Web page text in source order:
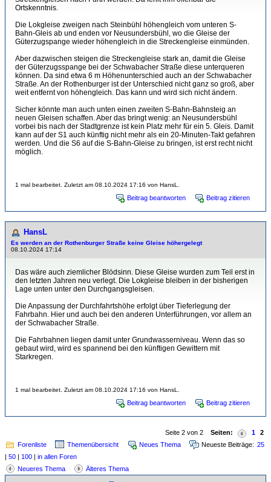
Ortskenntnis.
Die Lokgleise zweigen nach Steinbühl höhengleich vom unteren S-
Bahn-Gleis ab und enden vor Neusundersbühl, wo die Gleise der
Güterzugspange wieder höhengleich in die Streckengleise einmünden.
Aber dazwischen steigen die Streckengleise stark an, damit die Gleise
der Güterzugsspange bei der Schwabacher Straße diese unterqueren
können. Da sind etwa 6 m Höhenunterschied auch an der Schwabacher
Straße. An der Rothenburger ist der Unterschied nicht ganz so groß, aber
weit entfernt von höhengleich. Das kann und wird sich nicht ändern.
Sicher könnte man auch unten einen zweiten S-Bahn-Bahnsteig an
neuen Gleisen schaffen. Aber das bringt wenig: an Neusundersbühl
vorbei bis nach der Stadtgrenze ist kein Platz mehr für ein 5. Gleis. Damit
kann auf der S1 auch künftig nicht mehr als ein 20-Minuten-Takt gefahren
werden. Und die S6 auf die S-Bahn-Gleise zu bringen, ist erst recht nicht
möglich.
1 mal bearbeitet. Zuletzt am 08.10.2024 17:16 von HansL.
Beitrag beantworten Beitrag zitieren
HansL
Es werden an der Rothenburger Straße keine Gleise höhergelegt
08.10.2024 17:14
Das wäre auch ziemlicher Blödsinn. Diese Gleise wurden zum Teil erst in
den letzten Jahren neu verlegt. Die Lokgleise bleiben in der bisherigen
Lage unten unter den Durchgangsgleisen.
Die Anpassung der Durchfahrtshöhe erfolgt über Tieferlegung der
Fahrbahn. Hier und auch bei den anderen Unterführungen, vor allem an
der Schwabacher Straße.
Die Fahrbahnen liegen damit unter Grundwasserniveau. Wenn das so
gebaut wird, wird es spannend bei den künftigen Gewittern mit
Starkregen.
1 mal bearbeitet. Zuletzt am 08.10.2024 17:16 von HansL.
Beitrag beantworten Beitrag zitieren
Seite 2 von 2 Seiten: 1
2
Forenliste
Themenübersicht Neues Thema Neueste Beiträge: 25
50 100
in allen Foren
Neueres Thema
Älteres Thema